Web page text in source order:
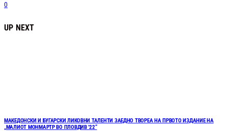
0
UP NEXT
МАКЕДОНСКИ И БУГАРСКИ ЛИКОВНИ ТАЛЕНТИ ЗАЕДНО ТВОРЕА НА ПРВОТО ИЗДАНИЕ НА
„МАЛИОТ МОНМАРТР ВО ПЛОВДИВ ’22“